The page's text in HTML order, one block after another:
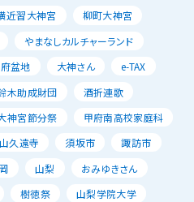
近習大神宮
柳町大神宮
やまなしカルチャーランド
盆地 大神さん
e-TAX
木助成財団
酒折連歌
神宮節分祭
甲府南高校家庭科
久遠寺 須坂市
諏訪市
山梨
おみゆきさん
樹徳祭
山梨学院大学